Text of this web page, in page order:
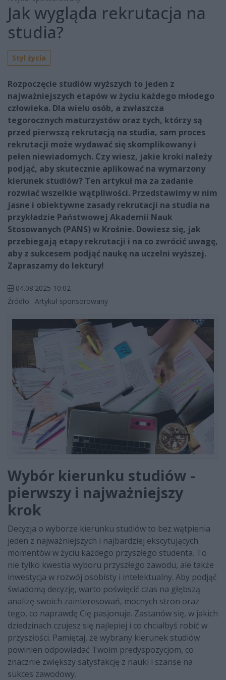
Jak wygląda rekrutacja na
studia?
Styl życia
Rozpoczęcie studiów wyższych to jeden z
najważniejszych etapów w życiu każdego młodego
człowieka. Dla wielu osób, a zwłaszcza
tegorocznych maturzystów oraz tych, którzy są
przed pierwszą rekrutacją na studia, sam proces
rekrutacji może wydawać się skomplikowany i
pełen niewiadomych. Czy wiesz, jakie kroki należy
podjąć, aby skutecznie aplikować na wymarzony
kierunek studiów? Ten artykuł ma za zadanie
rozwiać wszelkie wątpliwości. Przedstawimy w nim
jasne i obiektywne zasady rekrutacji na studia na
przykładzie Państwowej Akademii Nauk
Stosowanych (PANS) w Krośnie. Dowiesz się, jak
przebiegają etapy rekrutacji i na co zwrócić uwagę,
aby z sukcesem podjąć naukę na uczelni wyższej.
Zapraszamy do lektury!
04.08.2025 10:02
Źródło: Artykuł sponsorowany
Wybór kierunku studiów -
pierwszy i najważniejszy
krok
Decyzja o wyborze kierunku studiów to bez wątpienia
jeden z najważniejszych i najbardziej ekscytujących
momentów w życiu każdego przyszłego studenta. To
nie tylko kwestia wyboru przyszłego zawodu, ale także
inwestycja w rozwój osobisty i intelektualny. Aby podjąć
świadomą decyzję, warto poświęcić czas na głębszą
analizę swoich zainteresowań, mocnych stron oraz
tego, co naprawdę Cię pasjonuje. Zastanów się, w jakich
dziedzinach czujesz się najlepiej i co chciałbyś robić w
przyszłości. Pamiętaj, że wybrany kierunek studiów
powinien odpowiadać Twoim predyspozycjom, co
znacznie zwiększy satysfakcję z nauki i szanse na
sukces zawodowy.